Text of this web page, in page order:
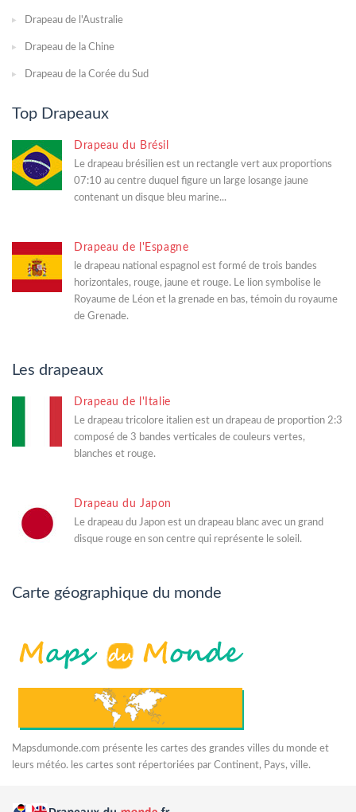
Drapeau de l'Australie
Drapeau de la Chine
Drapeau de la Corée du Sud
Top Drapeaux
Drapeau du Brésil
Le drapeau brésilien est un rectangle vert aux proportions
07:10 au centre duquel figure un large losange jaune
contenant un disque bleu marine...
Drapeau de l'Espagne
le drapeau national espagnol est formé de trois bandes
horizontales, rouge, jaune et rouge. Le lion symbolise le
Royaume de Léon et la grenade en bas, témoin du royaume
de Grenade.
Les drapeaux
Drapeau de l'Italie
Le drapeau tricolore italien est un drapeau de proportion 2:3
composé de 3 bandes verticales de couleurs vertes,
blanches et rouge.
Drapeau du Japon
Le drapeau du Japon est un drapeau blanc avec un grand
disque rouge en son centre qui représente le soleil.
Carte géographique du monde
Mapsdumonde.com présente les cartes des grandes villes du monde et
leurs météo. les cartes sont répertoriées par Continent, Pays, ville.